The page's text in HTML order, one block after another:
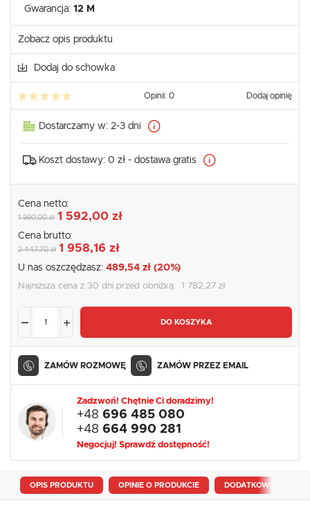
Gwarancja: 12 M
Zobacz opis produktu
Dodaj do schowka
Opinii: 0 Dodaj opinię
Dostarczamy w: 2-3 dni
Koszt dostawy: 0 zł - dostawa gratis
Cena netto:
1 990,00 zł 1 592,00 zł
Cena brutto:
2 447,70 zł 1 958,16 zł
U nas oszczędzasz: 489,54 zł (20%)
Najniższa cena z 30 dni przed obniżką: 1 782,27 zł
DO KOSZYKA
ZAMÓW ROZMOWĘ ZAMÓW PRZEZ EMAIL
Zadzwoń! Chętnie Ci doradzimy!
+48 696 485 080
+48 664 990 281
Negocjuj! Sprawdź dostępność!
OPIS PRODUKTU OPINIE O PRODUKCIE DODATKOWE